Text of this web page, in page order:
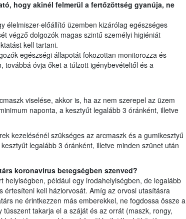
hogy akinél felmerül a fertőzöttség gyanúja, ne
élelmiszer-előállító üzemben kizárólag egészséges
végző dolgozók magas szintű személyi higiéniát
kell tartani.
egészségi állapotát fokozottan monitorozza és
továbbá óvja őket a túlzott igénybevételtől és a
viselése, akkor is, ha az nem szerepel az üzem
naponta, a kesztyűt legalább 3 óránként, illetve
kezelésénél szükséges az arcmaszk és a gumikesztyű
legalább 3 óránként, illetve minden szünet után
koronavírus betegségben szenved?
helyiségben, például egy irodahelyiségben, de legalább
kell háziorvosát. Amíg az orvosi utasításra
ne érintkezzen más emberekkel, ne fogdossa össze a
takarja el a száját és az orrát (maszk, rongy,